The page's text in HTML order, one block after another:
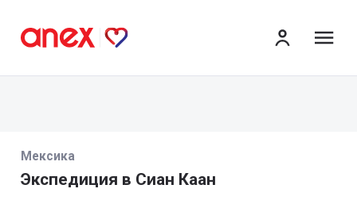
Мексика
Экспедиция в Сиан Каан